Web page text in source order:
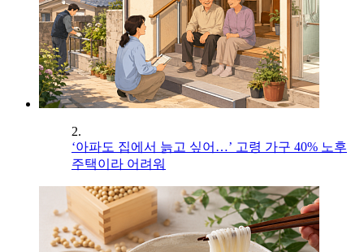
2.
‘아파도 집에서 늙고 싶어…’ 고령 가구 40% 노후
주택이라 어려워